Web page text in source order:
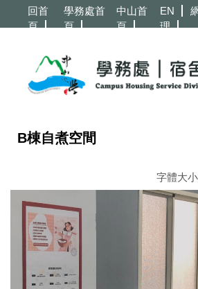
到
回首
頁
學務處首
頁
中山首
頁
EN
理
B棟自煮空間
字體大